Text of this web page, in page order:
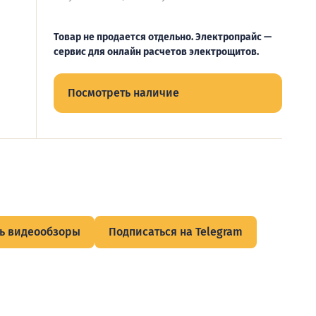
Товар не продается отдельно. Электропрайс —
сервис для онлайн расчетов электрощитов.
Посмотреть наличие
видеообзоры Подписаться на Telegram